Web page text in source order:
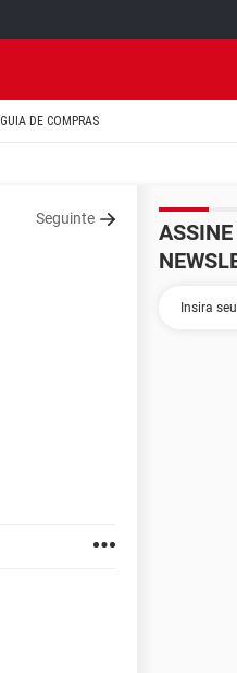
GUIA DE COMPRAS
Seguinte